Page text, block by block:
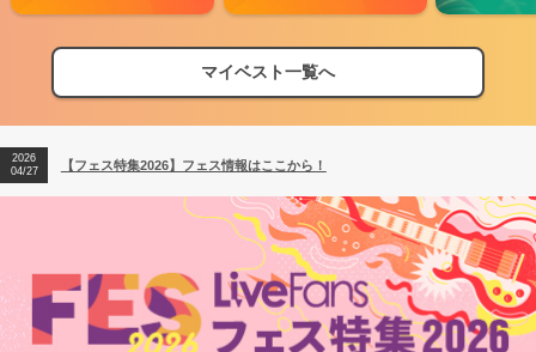
マイベスト一覧へ
【フェス特集2026】フェス情報はここから！
【ライブ動員ランキング】2026年上半期編発表！
2026
04/27
【フェス特集2026】フェス情報はここから！
2026
【ライブ動員ランキング】2026年上半期編発表！